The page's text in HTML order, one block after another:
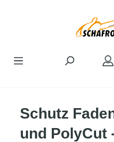
Schutz
und PolyCut